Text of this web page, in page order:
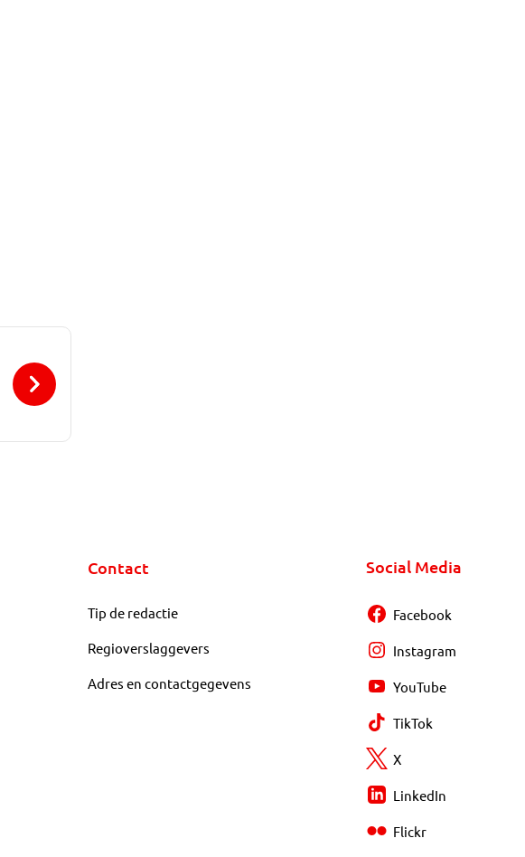
Contact
Tip de redactie
Regioverslaggevers
Adres en contactgegevens
Social Media
Facebook
Instagram
YouTube
TikTok
X
LinkedIn
Flickr